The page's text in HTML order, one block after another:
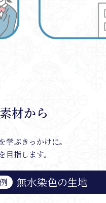
材から
学ぶきっかけに。
指します。
無水染色の生地